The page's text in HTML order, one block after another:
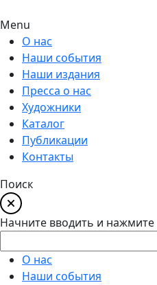
Menu
О нас
Наши события
Наши издания
Пресса о нас
Художники
Каталог
Публикации
Контакты
Поиск
Начните вводить и нажмите
О нас
Наши события